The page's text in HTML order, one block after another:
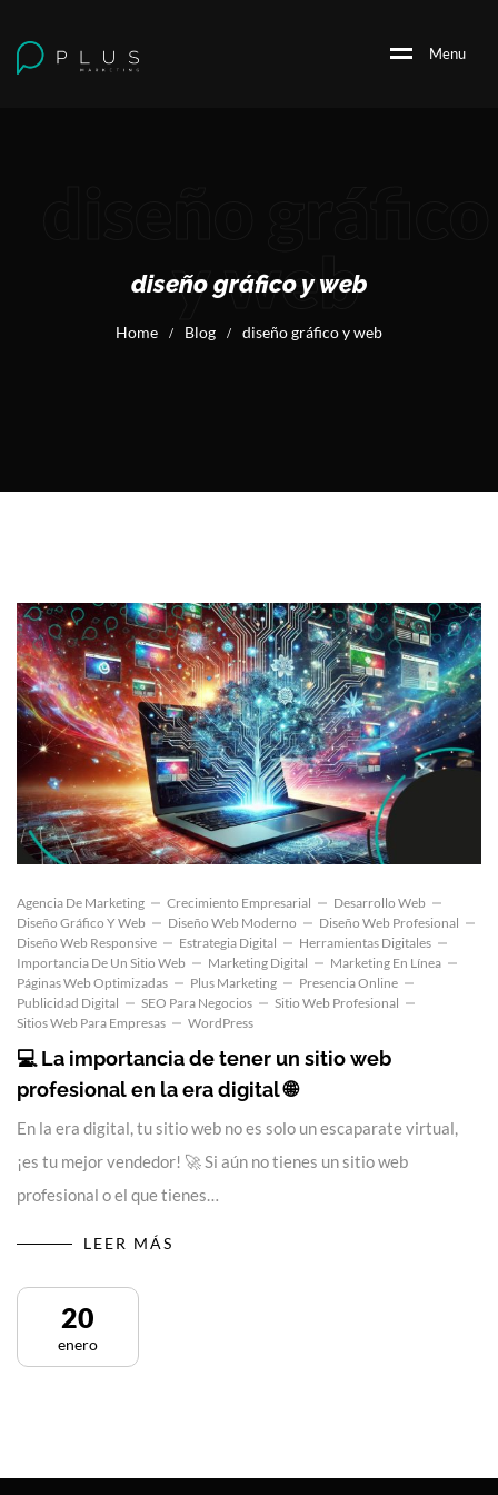
Menu
y web
diseño gráfico y web
Home / Blog / diseño gráfico y web
Agencia De Marketing Crecimiento Empresarial
Desarrollo Web
Diseño Gráfico Y Web
Diseño Web Moderno
Diseño Web Profesional
Diseño Web Responsive
Estrategia Digital
Herramientas Digitales
Importancia De Un Sitio Web
Marketing Digital
Marketing En Línea
Páginas Web Optimizadas
Plus Marketing
Presencia Online
Publicidad Digital
SEO Para Negocios
Sitio Web Profesional
Sitios Web Para Empresas
WordPress
💻 La importancia de tener un sitio web
profesional en la era digital 🌐
En la era digital, tu sitio web no es solo un escaparate virtual,
¡es tu mejor vendedor! 🚀 Si aún no tienes un sitio web
profesional o el que tienes…
LEER MÁS
20
enero